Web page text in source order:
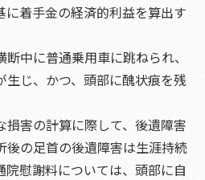
着手金の経済的利益を算出す
中に普通乗用車に跳ねられ、
じ、かつ、頭部に醜状痕を残
害の計算に際して、後遺障害
後の足首の後遺障害は生涯持続
慰謝料については、頭部に自